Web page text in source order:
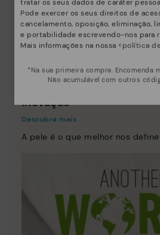
Inovação
Descubra mais
A pele é o que melhor nos
tratar os seus dados de caráter
Pode exercer os seus direitos de
cancelamento, oposição, eliminação,
e portabilidade escrevendo-nos para
Mais informações na nossa <política
*Na sua primeira compra. Encomenda
Não acumulável com outros